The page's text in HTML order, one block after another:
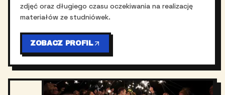
zdjęć oraz długiego czasu oczekiwania na realizację
materiałów ze studniówek.
ZOBACZ PROFIL